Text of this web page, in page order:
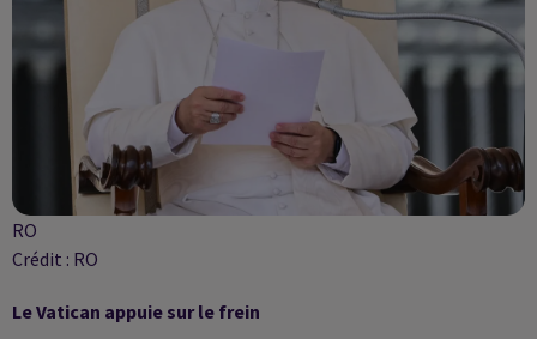
RO
Crédit : RO
Le Vatican appuie sur le frein